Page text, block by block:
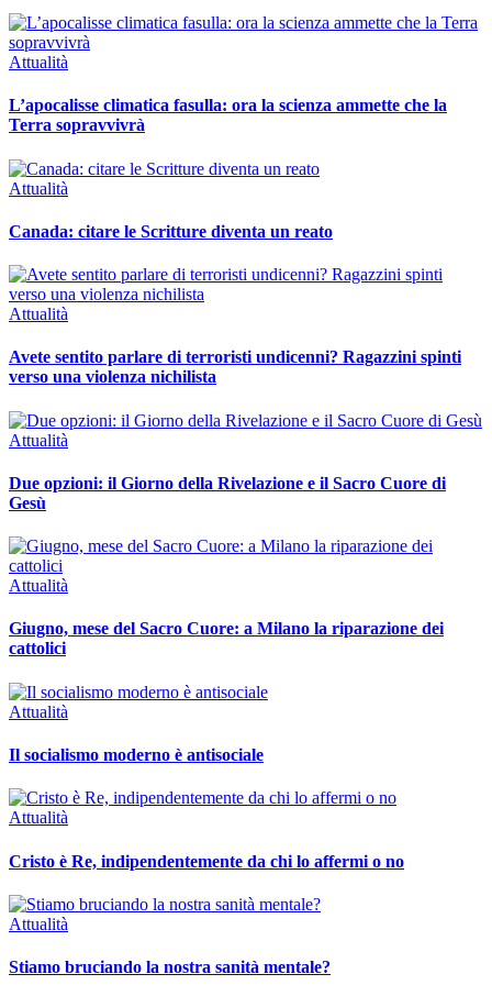
Attualità
L’apocalisse climatica fasulla: ora la scienza ammette che la
Terra sopravvivrà
Attualità
Canada: citare le Scritture diventa un reato
Attualità
Avete sentito parlare di terroristi undicenni? Ragazzini spinti
verso una violenza nichilista
Attualità
Due opzioni: il Giorno della Rivelazione e il Sacro Cuore di
Gesù
Attualità
Giugno, mese del Sacro Cuore: a Milano la riparazione dei
cattolici
Attualità
Il socialismo moderno è antisociale
Attualità
Cristo è Re, indipendentemente da chi lo affermi o no
Attualità
Stiamo bruciando la nostra sanità mentale?